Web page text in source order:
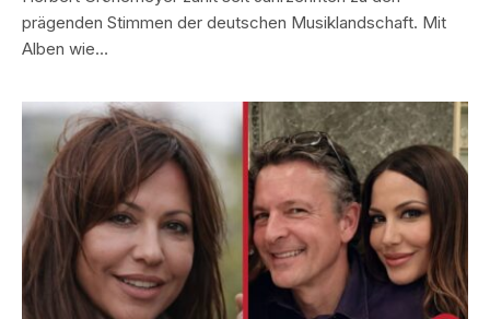
prägenden Stimmen der deutschen Musiklandschaft. Mit
Alben wie…